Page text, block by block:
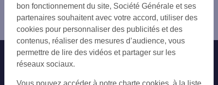
CAMPING FARRET
CAMPING LE MEDITERRANEE
AGDE 17 BD DU SOLEIL
AGDE
VIAS GENDARMERIE
VIAS GENDARMERIE
Pézenas
Distributeur/automate PEZENAS
Nos engagements Nous contacter
Autres sites SG
bon fonctionnement du site, Société Générale et ses
partenaires souhaitent avec votre accord, utiliser des
cookies pour personnaliser des publicités et des
contenus, réaliser des mesures d’audience, vous
permettre de lire des vidéos et partager sur les
réseaux sociaux.
Vous pouvez accéder à notre charte cookies, à la liste